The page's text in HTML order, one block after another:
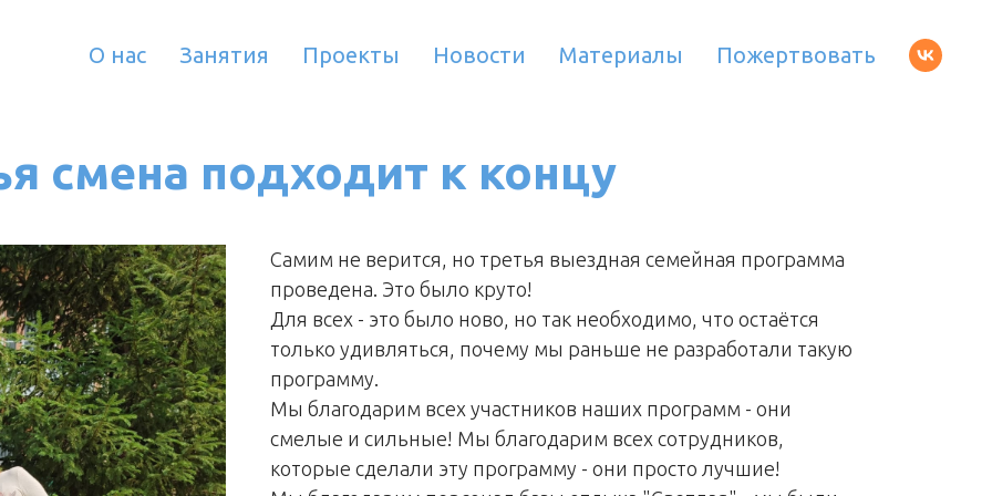
О нас Занятия Проекты Новости Материалы Пожертвовать
смена подходит к концу
Самим не верится, но третья выездная семейная программа
проведена. Это было круто!
Для всех - это было ново, но так необходимо, что остаётся
только удивляться, почему мы раньше не разработали такую
программу.
Мы благодарим всех участников наших программ - они
смелые и сильные! Мы благодарим всех сотрудников,
которые сделали эту программу - они просто лучшие!